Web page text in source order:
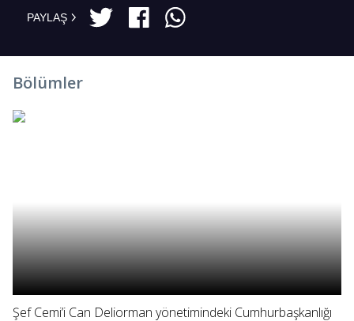
PAYLAŞ
Bölümler
Şef Cemi’i Can Deliorman yönetimindeki Cumhurbaşkanlığı